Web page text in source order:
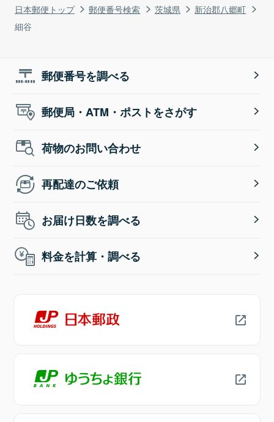
日本郵便トップ 郵便番号検索 茨城県
新治郡八郷町
細谷
郵便番号を調べる
郵便局・ATM・ポストをさがす
荷物のお問い合わせ
再配達のご依頼
お届け日数を調べる
料金を計算・調べる